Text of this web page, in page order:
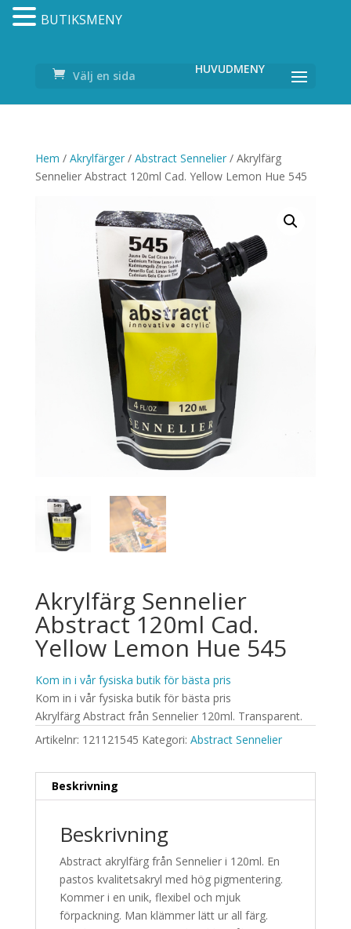
Välj en sida
Hem / Akrylfärger/ Abstract Sennelier/ Akrylfärg
Sennelier Abstract 120ml Cad. Yellow Lemon Hue 545
Akrylfärg Sennelier
Abstract 120ml Cad.
Yellow Lemon Hue 545
Kom in i vår fysiska butik för bästa pris
Kom in i vår fysiska butik för bästa pris
Akrylfärg Abstract från Sennelier 120ml. Transparent.
Artikelnr: 121121545 Kategori: Abstract Sennelier
Beskrivning
Beskrivning
Abstract akrylfärg från Sennelier i 120ml. En
pastos kvalitetsakryl med hög pigmentering.
Kommer i en unik, flexibel och mjuk
förpackning. Man klämmer lätt ur all färg.
BUTIKSMENY